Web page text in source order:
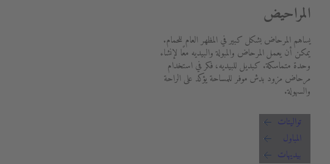
المراحيض
يساهم المرحاض بشكل كبير في المظهر العام للحمام.
يمكن أن يعمل المرحاض والمبولة والبيديه معًا لإنشاء
وحدة متماسكة. كبديل للبيديه، فكر في استخدام
مرحاض مزود بدش موفر للمساحة يؤكد على الراحة
والسهولة.
تواليتات
المباول
بيديهات